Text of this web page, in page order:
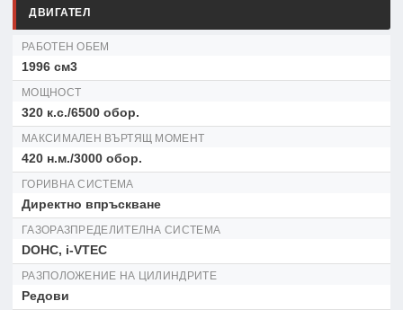
ДВИГАТЕЛ
РАБОТЕН ОБЕМ
1996 см3
МОЩНОСТ
320 к.с./6500 обор.
МАКСИМАЛЕН ВЪРТЯЩ МОМЕНТ
420 н.м./3000 обор.
ГОРИВНА СИСТЕМА
Директно впръскване
ГАЗОРАЗПРЕДЕЛИТЕЛНА СИСТЕМА
DOHC, i-VTEC
РАЗПОЛОЖЕНИЕ НА ЦИЛИНДРИТЕ
Редови